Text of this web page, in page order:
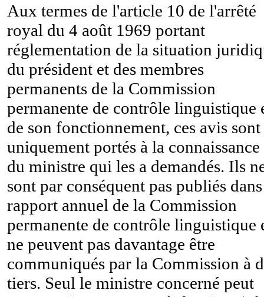
Aux termes de l'article 10 de l'arrêté
royal du 4 août 1969 portant
réglementation de la situation
du président et des membres
permanents de la Commission
permanente de contrôle linguistique
de son fonctionnement, ces avis sont
uniquement portés à la connaissance
du ministre qui les a demandés. Ils
sont par conséquent pas publiés
rapport annuel de la Commission
permanente de contrôle linguistique
ne peuvent pas davantage être
communiqués par la Commission à
tiers. Seul le ministre concerné peut